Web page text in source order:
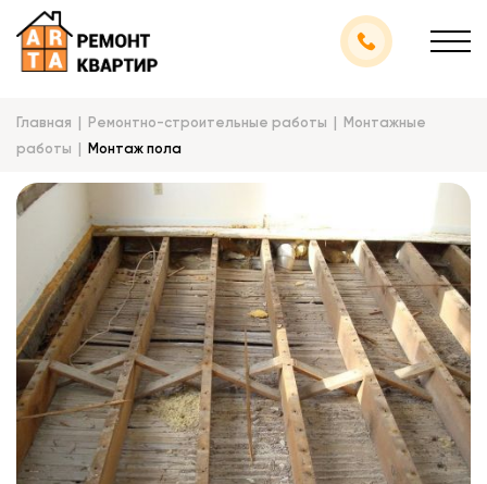
Главная Ремонтно-строительные работы
Монтажные
работы
Монтаж пола